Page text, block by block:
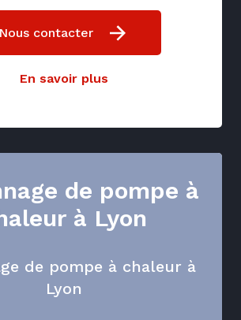
Nous contacter
En savoir plus
de pompe à
à Lyon
de pompe à chaleur à
Lyon